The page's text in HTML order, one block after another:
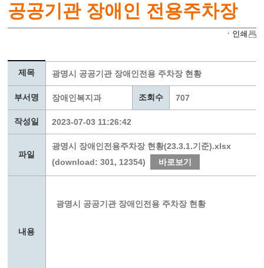
공공기관 장애인 전용주차장
ㆍ인쇄
제목 광명시 공공기관 장애인전용 주차장 현황
부서명 장애인복지과 조회수 707
작성일 2023-07-03 11:26:42
파일
광명시 장애인전용주차장 현황(23.3.1.기준).xlsx
(download: 301, 12354)
바로보기
내용
광명시 공공기관 장애인전용 주차장 현황